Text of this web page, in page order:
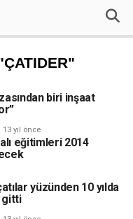
biri inşaat
13 yıl önce
eğitimleri 2014
yüzünden 10 yılda
gitti